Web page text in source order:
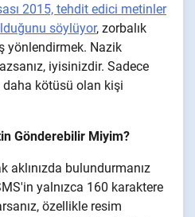
2015, tehdit edici metinler
söylüyor, zorbalık
yönlendirmek. Nazik
iyisinizdir. Sadece
daha kötüsü olan kişi
Gönderebilir Miyim?
aklınızda bulundurmanız
yalnızca 160 karaktere
özellikle resim